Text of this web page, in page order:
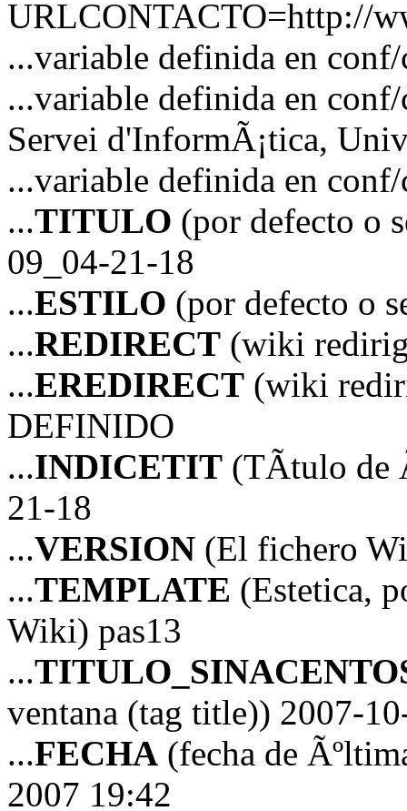
URLCONTACTO=http://
...variable definida en
...variable definida en
Servei d'InformÃ¡tica,
...variable definida en
...TITULO (por defecto o
09_04-21-18
...ESTILO (por defecto o
...REDIRECT (wiki
...EREDIRECT (wiki
DEFINIDO
...INDICETIT (TÃ­tulo de
21-18
...VERSION (El fichero
...TEMPLATE (Estetica,
Wiki) pas13
...
ventana (tag title)) 2007-
...FECHA (fecha de
2007 19:42